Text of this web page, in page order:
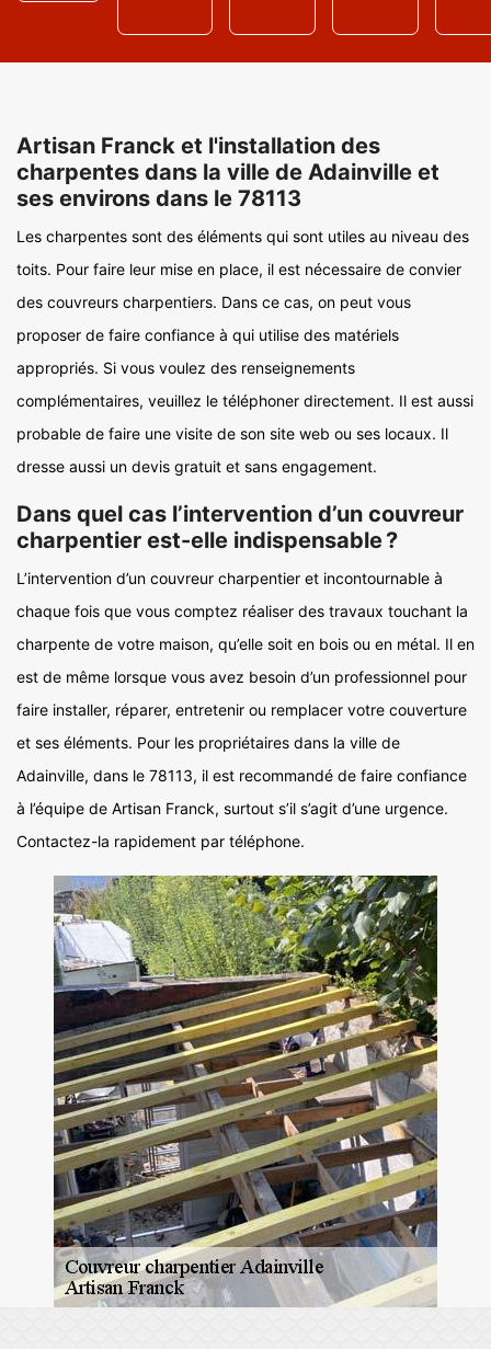
Artisan Franck et l'installation des
charpentes dans la ville de Adainville et
ses environs dans le 78113
Les charpentes sont des éléments qui sont utiles au niveau des
toits. Pour faire leur mise en place, il est nécessaire de convier
des couvreurs charpentiers. Dans ce cas, on peut vous
proposer de faire confiance à qui utilise des matériels
appropriés. Si vous voulez des renseignements
complémentaires, veuillez le téléphoner directement. Il est aussi
probable de faire une visite de son site web ou ses locaux. Il
dresse aussi un devis gratuit et sans engagement.
Dans quel cas l’intervention d’un couvreur
charpentier est-elle indispensable ?
L’intervention d’un couvreur charpentier et incontournable à
chaque fois que vous comptez réaliser des travaux touchant la
charpente de votre maison, qu’elle soit en bois ou en métal. Il en
est de même lorsque vous avez besoin d’un professionnel pour
faire installer, réparer, entretenir ou remplacer votre couverture
et ses éléments. Pour les propriétaires dans la ville de
Adainville, dans le 78113, il est recommandé de faire confiance
à l’équipe de Artisan Franck, surtout s’il s’agit d’une urgence.
Contactez-la rapidement par téléphone.